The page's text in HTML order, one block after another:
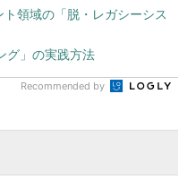
領域の「脱・レガシーシス
グ」の実践方法
Recommended by